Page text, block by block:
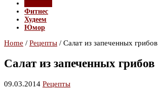
Фитнес
Худеем
Юмор
Home / Рецепты / Салат из запеченных грибов
Салат из запеченных грибов
09.03.2014 Рецепты